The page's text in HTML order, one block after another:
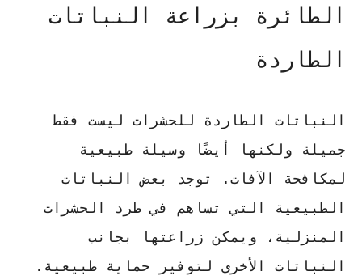
الطائرة بزراعة النباتات
الطاردة
النباتات الطاردة للحشرات ليست فقط
جميلة ولكنها أيضًا وسيلة طبيعية
لمكافحة الآفات. توجد بعض النباتات
الطبيعية التي تساهم في طرد الحشرات
المنزلية، ويمكن زراعتها بجانب
النباتات الأخرى لتوفير حماية طبيعية.